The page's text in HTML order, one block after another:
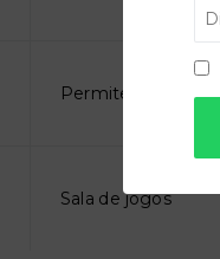
Permite animais
Sala de jogos